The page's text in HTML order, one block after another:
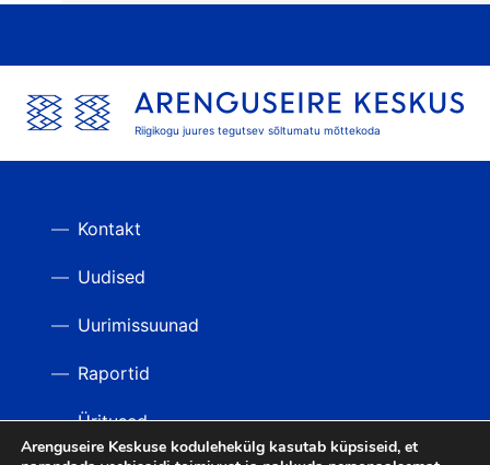
Riigikogu juures tegutsev sõltumatu mõttekoda
Kontakt
Uudised
Uurimissuunad
Raportid
Üritused
Arenguseire Keskuse kodulehekülg kasutab küpsiseid, et